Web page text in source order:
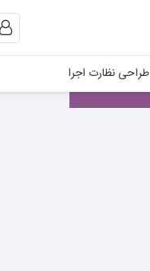
طراحی نظارت اجرا